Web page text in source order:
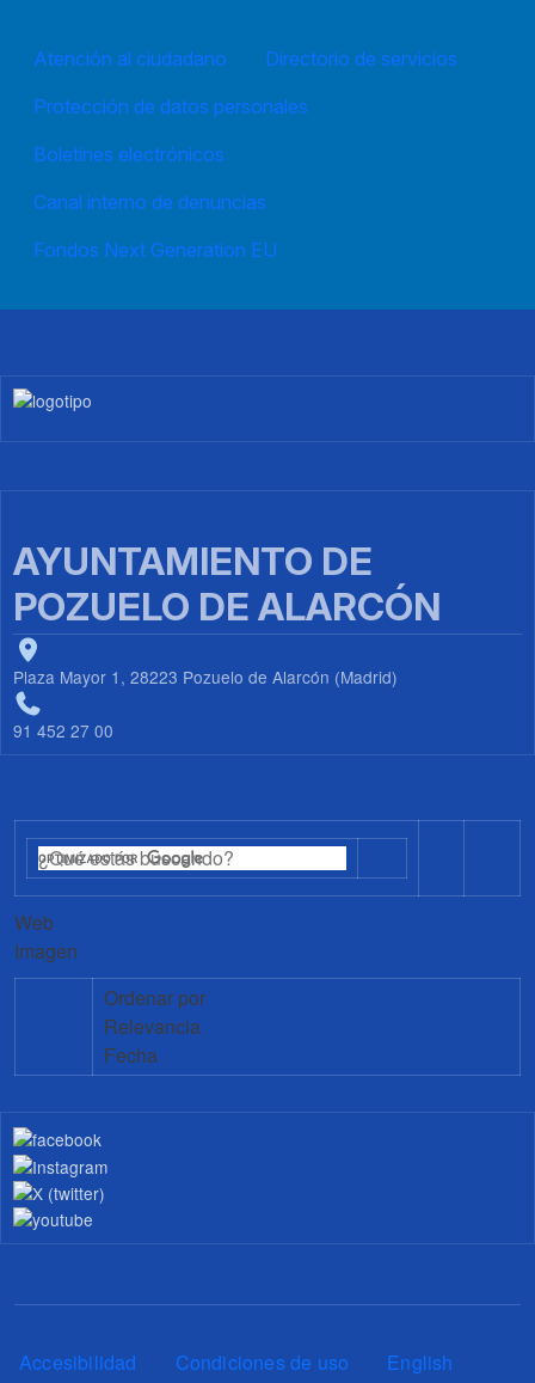
Atención al ciudadano
Directorio de servicios
Protección de datos personales
Boletines electrónicos
Canal interno de denuncias
Fondos Next Generation EU
Imagen
AYUNTAMIENTO DE
POZUELO DE ALARCÓN
Plaza Mayor 1, 28223 Pozuelo de Alarcón (Madrid)
91 452 27 00
Web
Imagen
Ordenar por
Relevancia
Fecha
Pie de página
Accesibilidad Condiciones de uso English